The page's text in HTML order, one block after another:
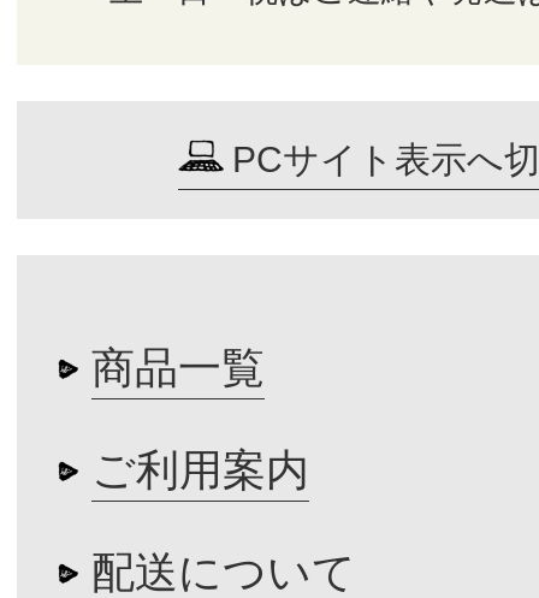
PCサイト表示へ
商品一覧
ご利用案内
配送について